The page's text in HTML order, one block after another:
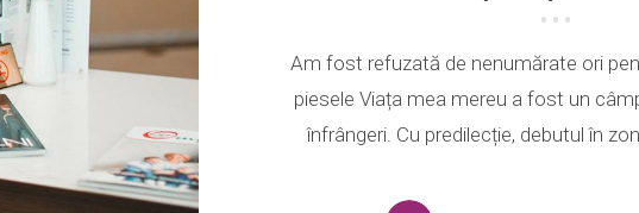
Am fost refuzată de nenumărate ori
piesele Viața mea mereu a fost un
înfrângeri. Cu predilecție, debutul în